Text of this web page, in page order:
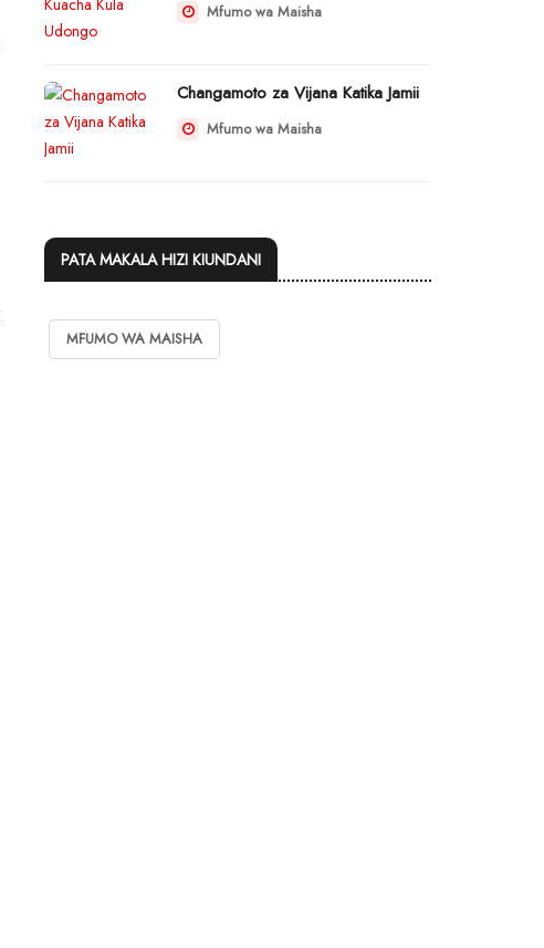
Mfumo wa Maisha
Changamoto za Vijana Katika Jamii
Mfumo wa Maisha
PATA MAKALA HIZI KIUNDANI
MFUMO WA MAISHA